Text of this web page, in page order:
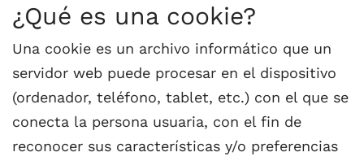
¿Qué es una cookie?
Una cookie es un archivo informático que un
servidor web puede procesar en el dispositivo
(ordenador, teléfono, tablet, etc.) con el que se
conecta la persona usuaria, con el fin de
reconocer sus características y/o preferencias